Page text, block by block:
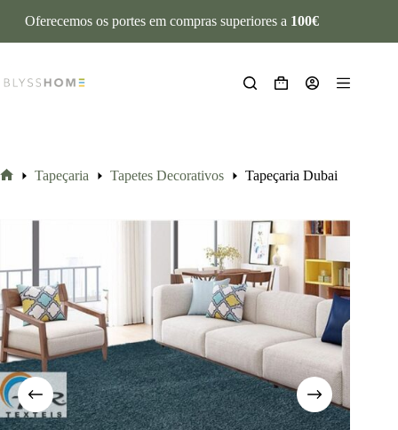
Oferecemos os portes em compras superiores a 100€
Tapeçaria Tapetes Decorativos Tapeçaria Dubai